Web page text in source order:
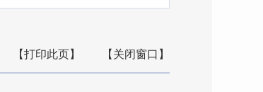
【打印此页】 【关闭窗口】